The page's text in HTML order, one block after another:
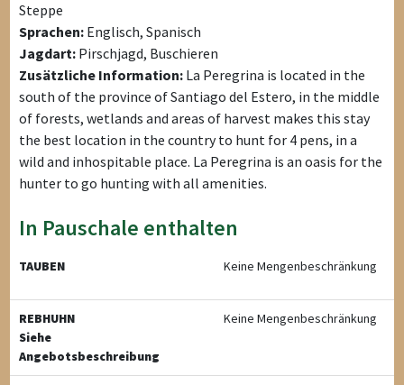
Steppe
Sprachen: Englisch, Spanisch
Jagdart: Pirschjagd, Buschieren
Zusätzliche Information: La Peregrina is located in the
south of the province of Santiago del Estero, in the middle
of forests, wetlands and areas of harvest makes this stay
the best location in the country to hunt for 4 pens, in a
wild and inhospitable place. La Peregrina is an oasis for the
hunter to go hunting with all amenities.
In Pauschale enthalten
TAUBEN Keine Mengenbeschränkung
REBHUHN
Siehe
Angebotsbeschreibung
Keine Mengenbeschränkung